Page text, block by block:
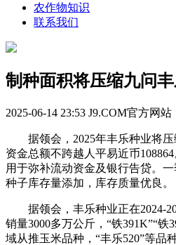
农作物知识
联系我们
制种面积将压缩九问
2025-06-14 23:53 J9.COM官方网站
据领会，2025年丰乐种业将压
资金总额不跨越人平易近币
用于弥补流动资金及银行告贷。
种子库存量添加，库存质量优良。
据领会，丰乐种业正在2024-
销量3000多万公斤，“铁391K”“铁
域从推玉米品种，“丰乐520”等品